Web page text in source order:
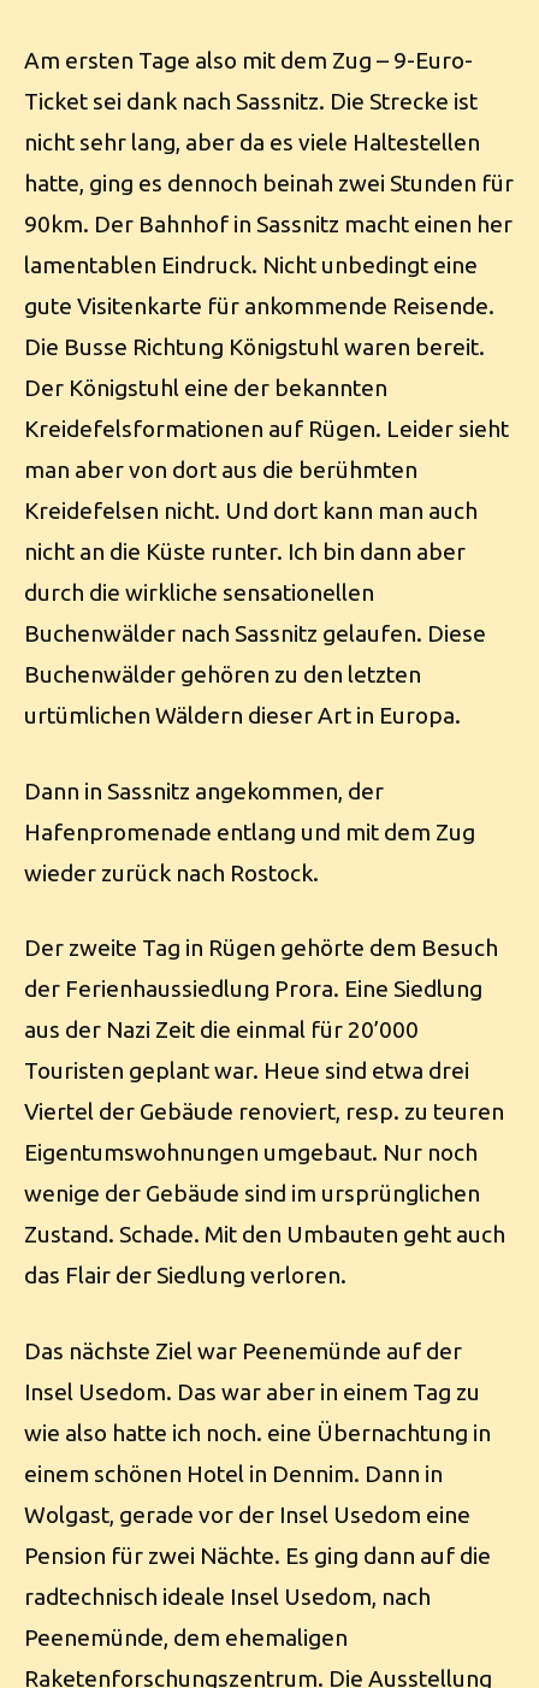
Am ersten Tage also mit dem Zug – 9-Euro-
Ticket sei dank nach Sassnitz. Die Strecke ist
nicht sehr lang, aber da es viele Haltestellen
hatte, ging es dennoch beinah zwei Stunden für
90km. Der Bahnhof in Sassnitz macht einen her
lamentablen Eindruck. Nicht unbedingt eine
gute Visitenkarte für ankommende Reisende.
Die Busse Richtung Königstuhl waren bereit.
Der Königstuhl eine der bekannten
Kreidefelsformationen auf Rügen. Leider sieht
man aber von dort aus die berühmten
Kreidefelsen nicht. Und dort kann man auch
nicht an die Küste runter. Ich bin dann aber
durch die wirkliche sensationellen
Buchenwälder nach Sassnitz gelaufen. Diese
Buchenwälder gehören zu den letzten
urtümlichen Wäldern dieser Art in Europa.
Dann in Sassnitz angekommen, der
Hafenpromenade entlang und mit dem Zug
wieder zurück nach Rostock.
Der zweite Tag in Rügen gehörte dem Besuch
der Ferienhaussiedlung Prora. Eine Siedlung
aus der Nazi Zeit die einmal für 20’000
Touristen geplant war. Heue sind etwa drei
Viertel der Gebäude renoviert, resp. zu teuren
Eigentumswohnungen umgebaut. Nur noch
wenige der Gebäude sind im ursprünglichen
Zustand. Schade. Mit den Umbauten geht auch
das Flair der Siedlung verloren.
Das nächste Ziel war Peenemünde auf der
Insel Usedom. Das war aber in einem Tag zu
wie also hatte ich noch. eine Übernachtung in
einem schönen Hotel in Dennim. Dann in
Wolgast, gerade vor der Insel Usedom eine
Pension für zwei Nächte. Es ging dann auf die
radtechnisch ideale Insel Usedom, nach
Peenemünde, dem ehemaligen
Raketenforschungszentrum. Die Ausstellung